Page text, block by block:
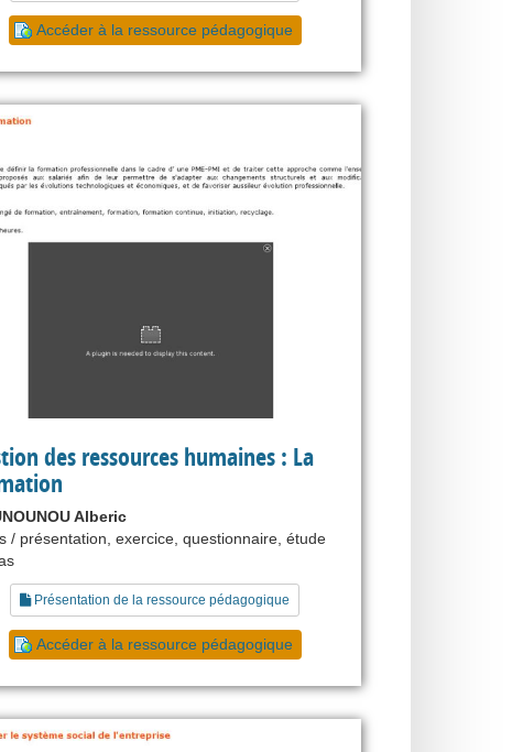
Accéder à la ressource pédagogique
des ressources humaines : La
Alberic
/ présentation, exercice, questionnaire, étude
Présentation de la ressource pédagogique
Accéder à la ressource pédagogique